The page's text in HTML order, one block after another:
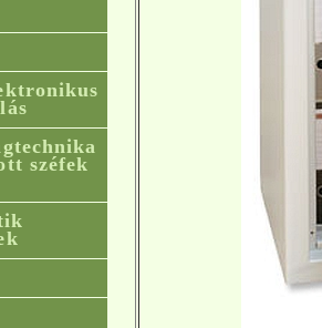
széfek